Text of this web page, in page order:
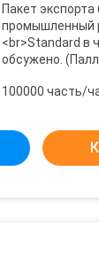
Пакет
промышленный
<br>Standard в
обсужено.
100000 часть/